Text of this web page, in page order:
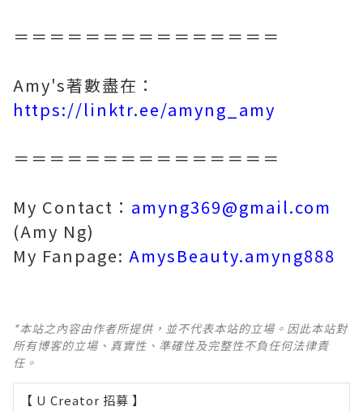
＝＝＝＝＝＝＝＝＝＝＝＝＝＝＝
Amy's著數盡在：
https://linktr.ee/amyng_amy
＝＝＝＝＝＝＝＝＝＝＝＝＝＝＝
My Contact： amyng369@gmail.com
(Amy Ng)
My Fanpage: AmysBeauty.amyng888
*本站之內容由作者所提供，並不代表本站的立場。因此本站對
所有博客的立場、真實性、準確性及完整性不負任何法律責
任。
【 U Creator 招募 】